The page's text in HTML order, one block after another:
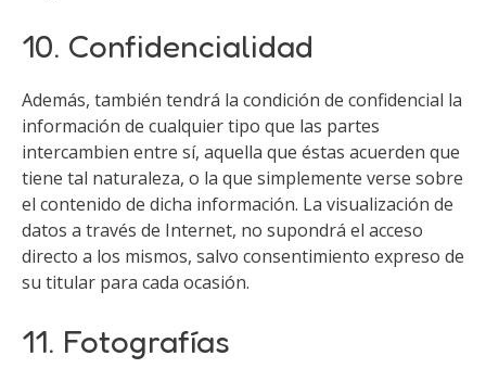
10. Confidencialidad
Además, también tendrá la condición de confidencial la
información de cualquier tipo que las partes
intercambien entre sí, aquella que éstas acuerden que
tiene tal naturaleza, o la que simplemente verse sobre
el contenido de dicha información. La visualización de
datos a través de Internet, no supondrá el acceso
directo a los mismos, salvo consentimiento expreso de
su titular para cada ocasión.
11. Fotografías